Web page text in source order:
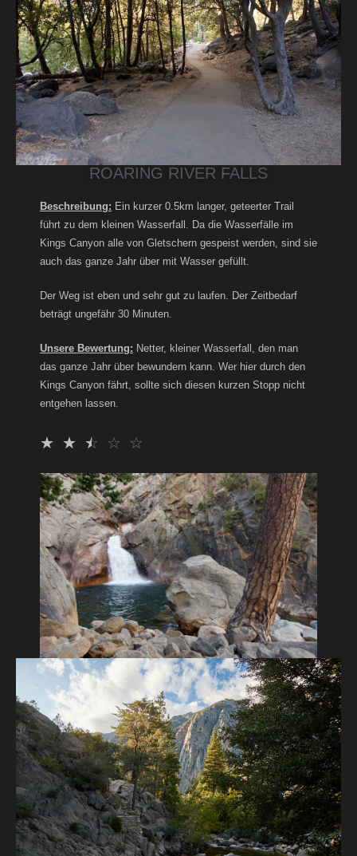
ROARING RIVER FALLS
Beschreibung: Ein kurzer 0.5km langer, geteerter Trail
führt zu dem kleinen Wasserfall. Da die Wasserfälle im
Kings Canyon alle von Gletschern gespeist werden, sind sie
auch das ganze Jahr über mit Wasser gefüllt.
Der Weg ist eben und sehr gut zu laufen. Der Zeitbedarf
beträgt ungefähr 30 Minuten.
Unsere Bewertung: Netter, kleiner Wasserfall, den man
das ganze Jahr über bewundern kann. Wer hier durch den
Kings Canyon fährt, sollte sich diesen kurzen Stopp nicht
entgehen lassen.
☆ ☆ ☆ ☆ ☆